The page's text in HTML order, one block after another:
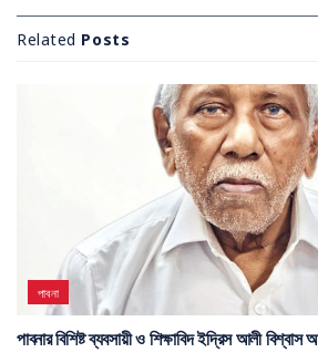
Related Posts
পাবনা
পাবনার বিশিষ্ট ব্যবসায়ী ও শিক্ষাবিদ ইদ্রিস আলী বিশ্বাস